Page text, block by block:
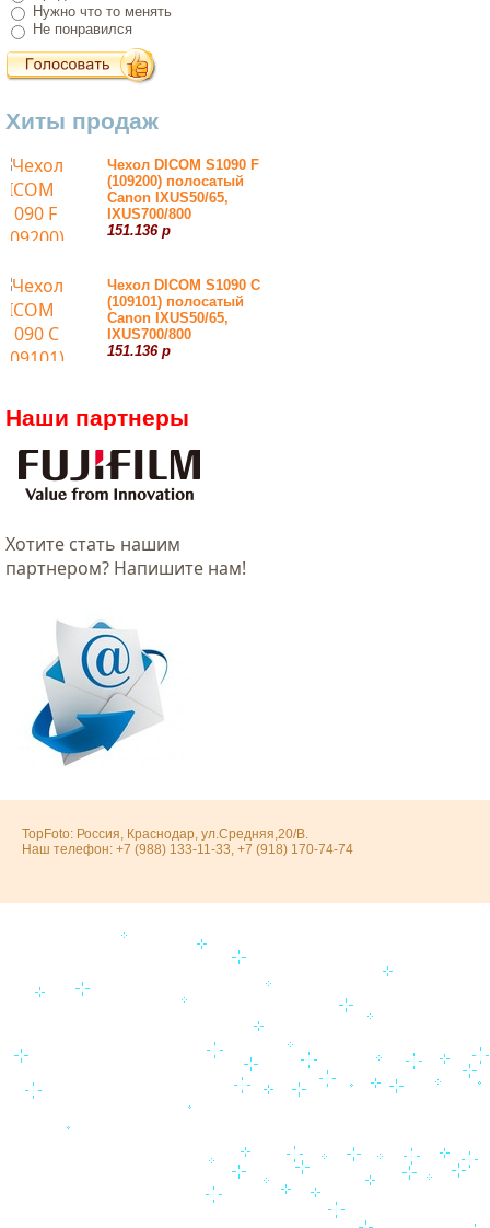
Нужно что то менять
Не понравился
Хиты продаж
Чехол DICOM S1090 F
(109200) полосатый
Canon IXUS50/65,
IXUS700/800
151.136 р
Чехол DICOM S1090 С
(109101) полосатый
Canon IXUS50/65,
IXUS700/800
151.136 р
Наши партнеры
Хотитe стать нашим
партнером? Напишите нам!
TopFoto: Россия, Краснодар, ул.Средняя,20/В.
Наш телефон: +7 (988) 133-11-33, +7 (918) 170-74-74